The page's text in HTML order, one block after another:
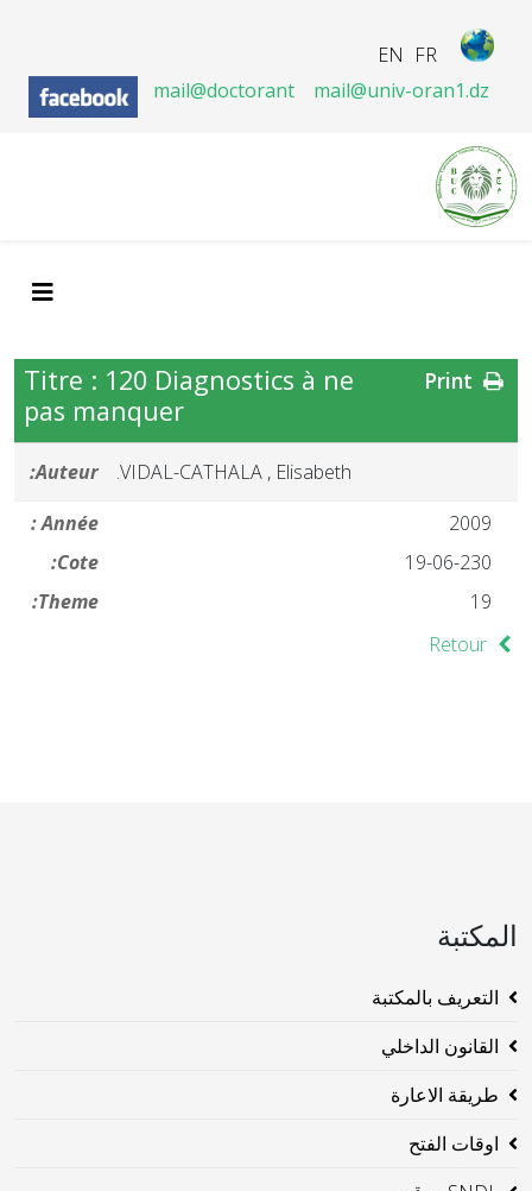
FR
EN
mail@doctorant
mail@univ-oran1.dz
Titre : 120 Diagnostics à ne
pas manquer
Auteur:
VIDAL-CATHALA , Elisabeth.
Année :
2009
Cote:
19-06-230
Theme:
19
Retour
المكتبة
التعريف بالمكتبة
القانون الداخلي
طريقة الاعارة
اوقات الفتح